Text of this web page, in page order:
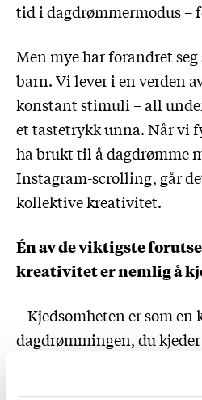
tid i dagdrømmermodus –
Men mye har forandret
barn. Vi lever i en verden
konstant stimuli – all
et tastetrykk unna. Når vi
ha brukt til å dagdrømme
Instagram-scrolling, går
kollektive kreativitet.
Én av de viktigste
kreativitet er nemlig å
– Kjedsomheten er som
dagdrømmingen, du
døra til eventyrland seg,
tankene og forfølger nye